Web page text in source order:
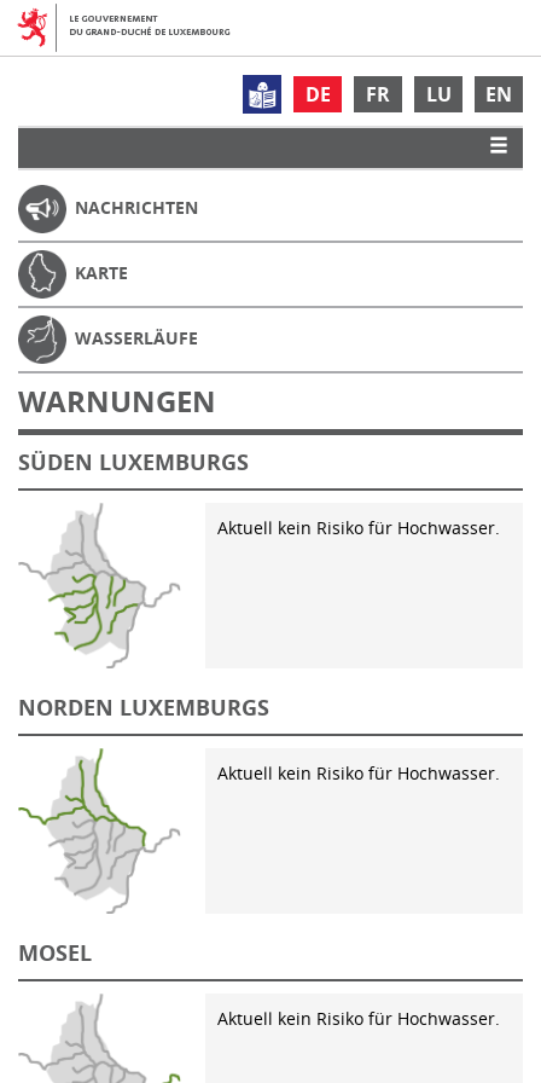
DE FR LU EN
NACHRICHTEN
KARTE
WASSERLÄUFE
WARNUNGEN
SÜDEN LUXEMBURGS
Aktuell kein Risiko für Hochwasser.
NORDEN LUXEMBURGS
Aktuell kein Risiko für Hochwasser.
MOSEL
Aktuell kein Risiko für Hochwasser.